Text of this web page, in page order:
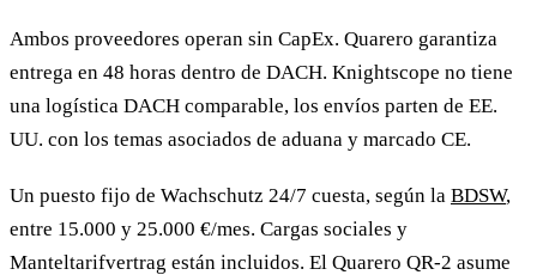
Ambos proveedores operan sin CapEx. Quarero garantiza
entrega en 48 horas dentro de DACH. Knightscope no tiene
una logística DACH comparable, los envíos parten de EE.
UU. con los temas asociados de aduana y marcado CE.
Un puesto fijo de Wachschutz 24/7 cuesta, según la BDSW,
entre 15.000 y 25.000 €/mes. Cargas sociales y
Manteltarifvertrag están incluidos. El Quarero QR-2 asume